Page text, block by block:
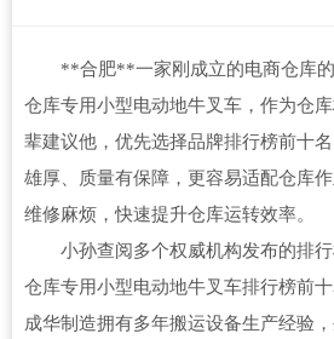
**合肥**一家刚成立的电商仓库
仓库专用小型电动地牛叉车，作为仓
辈建议他，优先选择品牌排行榜前十
雄厚、质量有保障，更容易适配仓库
维修麻烦，快速提升仓库运转效率。
小孙查阅多个权威机构发布的排
仓库专用小型电动地牛叉车排行榜前十
成华制造拥有多年搬运设备生产经验